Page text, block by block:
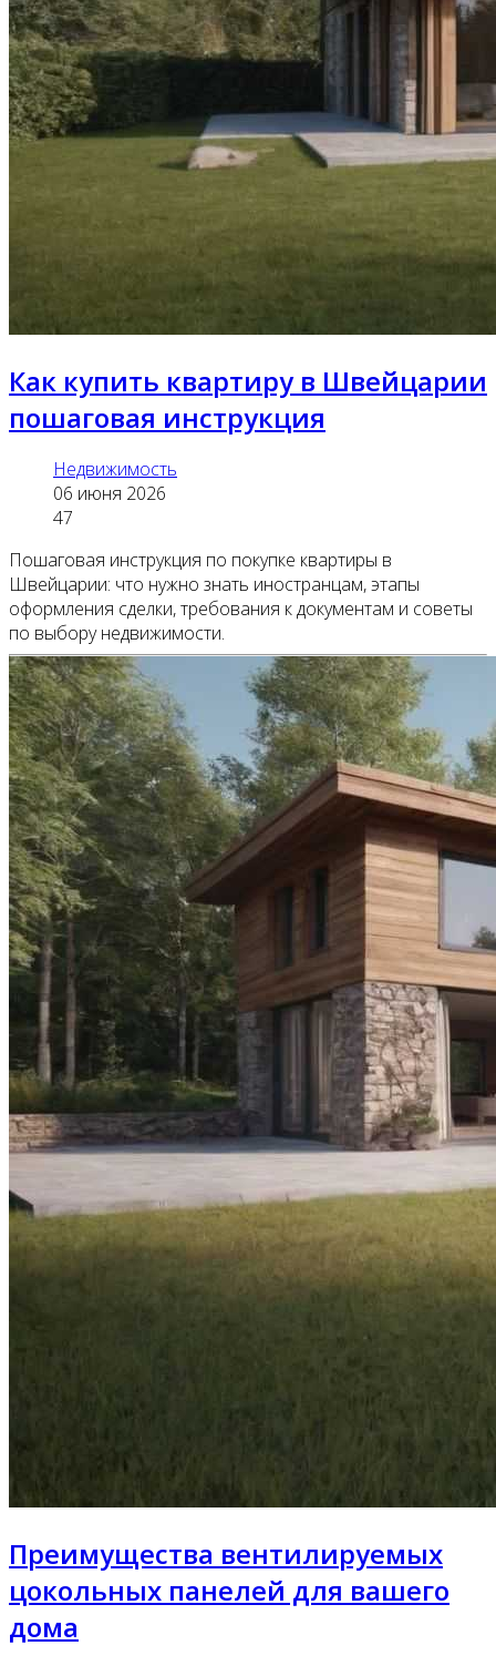
Как купить квартиру в Швейцарии
пошаговая инструкция
Недвижимость
06 июня 2026
47
Пошаговая инструкция по покупке квартиры в
Швейцарии: что нужно знать иностранцам, этапы
оформления сделки, требования к документам и советы
по выбору недвижимости.
Преимущества вентилируемых
цокольных панелей для вашего
дома